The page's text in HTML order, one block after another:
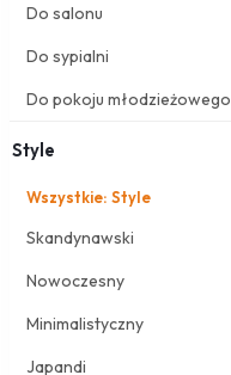
Do salonu
Do sypialni
Do pokoju młodzieżowego
Style
Wszystkie: Style
Skandynawski
Nowoczesny
Minimalistyczny
Japandi